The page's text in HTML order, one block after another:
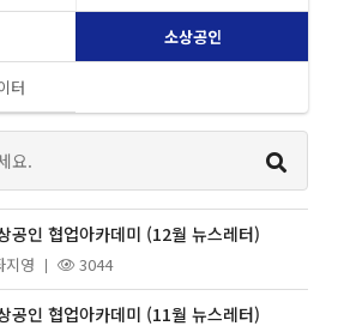
소상공인
터
공인 협업아카데미 (12월 뉴스레터)
지영 3044
공인 협업아카데미 (11월 뉴스레터)